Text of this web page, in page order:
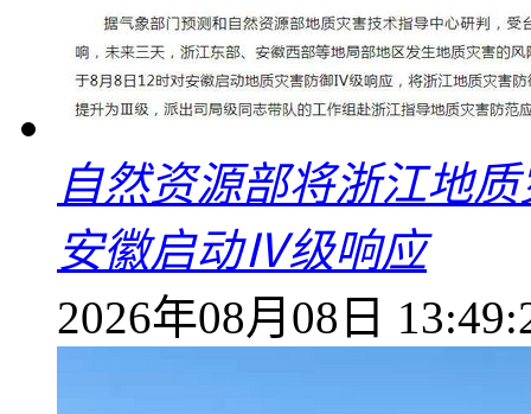
自然资源部将浙江地
安徽启动Ⅳ级响应
2026年08月08日